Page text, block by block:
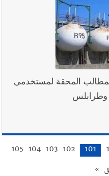
المحقة لمستخدمي
وطرابلس
101
102
103
104
105
»